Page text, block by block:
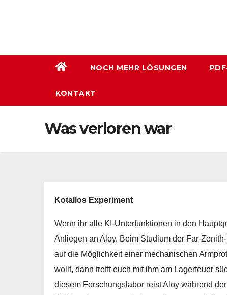
NOCH MEHR LÖSUNGEN
KONTAKT
Was verloren war
Kotallos Experiment
Wenn ihr alle KI-Unterfunktionen in den
Anliegen an Aloy. Beim Studium der Far-
auf die Möglichkeit einer mechanischen
wollt, dann trefft euch mit ihm am Lagerfeuer
diesem Forschungslabor reist Aloy während der